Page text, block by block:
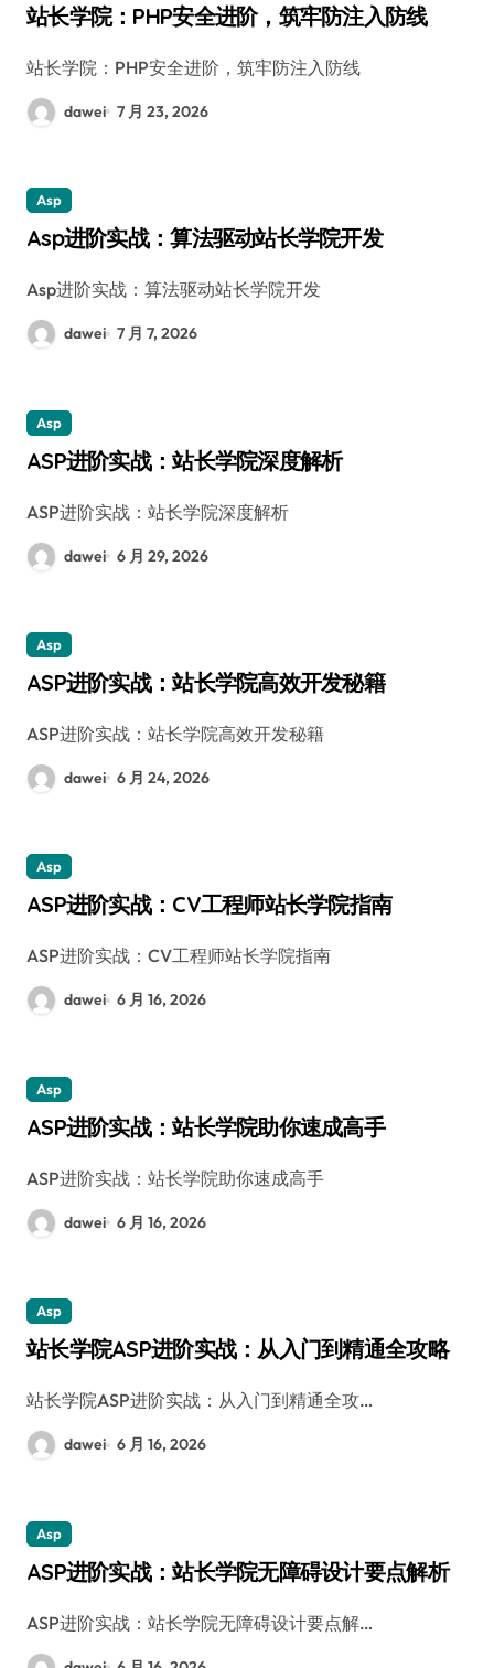
站长学院：PHP安全进阶，筑牢防注入防线
站长学院：PHP安全进阶，筑牢防注入防线
dawei 7 月 23, 2026
Asp
Asp进阶实战：算法驱动站长学院开发
Asp进阶实战：算法驱动站长学院开发
dawei 7 月 7, 2026
Asp
ASP进阶实战：站长学院深度解析
ASP进阶实战：站长学院深度解析
dawei 6 月 29, 2026
Asp
ASP进阶实战：站长学院高效开发秘籍
ASP进阶实战：站长学院高效开发秘籍
dawei 6 月 24, 2026
Asp
ASP进阶实战：CV工程师站长学院指南
ASP进阶实战：CV工程师站长学院指南
dawei 6 月 16, 2026
Asp
ASP进阶实战：站长学院助你速成高手
ASP进阶实战：站长学院助你速成高手
dawei 6 月 16, 2026
Asp
站长学院ASP进阶实战：从入门到精通全攻略
站长学院ASP进阶实战：从入门到精通全攻…
dawei 6 月 16, 2026
Asp
ASP进阶实战：站长学院无障碍设计要点解析
ASP进阶实战：站长学院无障碍设计要点解…